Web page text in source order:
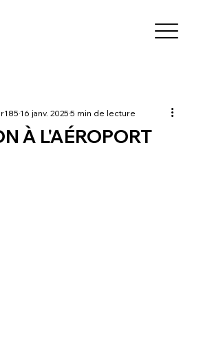
À L'AÉROPORT
16 janv. 20255 min de lecture